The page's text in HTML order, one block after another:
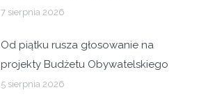
7 sierpnia 2026
Od piątku rusza głosowanie na
projekty Budżetu Obywatelskiego
5 sierpnia 2026